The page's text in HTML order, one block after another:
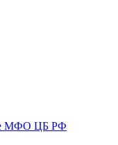
МФО ЦБ РФ